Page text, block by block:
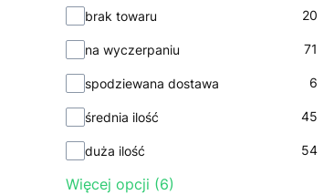
Dostępność
brak towaru 20
na wyczerpaniu 71
spodziewana dostawa 6
średnia ilość 45
duża ilość 54
Więcej opcji (6)